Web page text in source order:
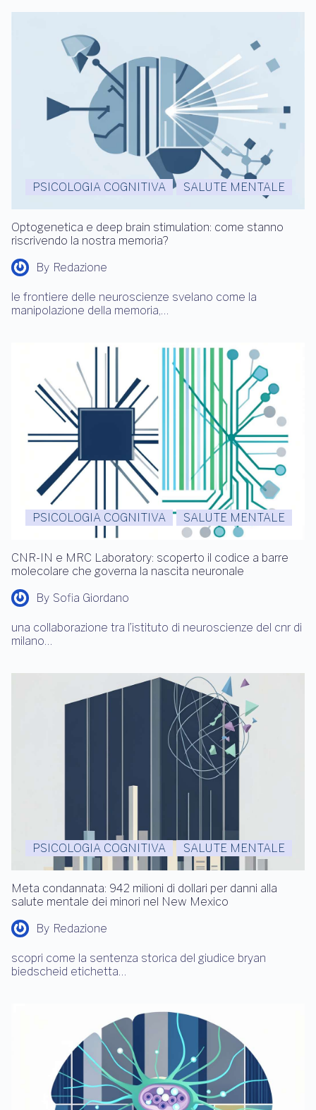
PSICOLOGIA COGNITIVA SALUTE MENTALE
Optogenetica e deep brain stimulation: come stanno
riscrivendo la nostra memoria?
By Redazione
le frontiere delle neuroscienze svelano come la
manipolazione della memoria,…
PSICOLOGIA COGNITIVA SALUTE MENTALE
CNR-IN e MRC Laboratory: scoperto il codice a barre
molecolare che governa la nascita neuronale
By Sofia Giordano
una collaborazione tra l’istituto di neuroscienze del cnr di
milano…
PSICOLOGIA COGNITIVA SALUTE MENTALE
Meta condannata: 942 milioni di dollari per danni alla
salute mentale dei minori nel New Mexico
By Redazione
scopri come la sentenza storica del giudice bryan
biedscheid etichetta…